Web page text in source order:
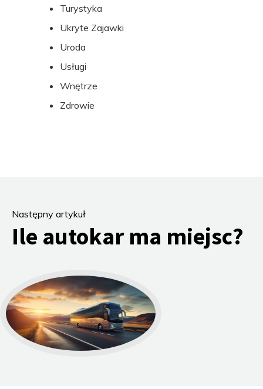
Turystyka
Ukryte Zajawki
Uroda
Usługi
Wnętrze
Zdrowie
Następny artykuł
Ile autokar ma miejsc?